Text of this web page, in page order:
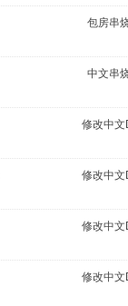
包房串
中文串
修改中文
修改中文
修改中文
修改中文